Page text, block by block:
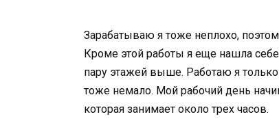
Зарабатываю я тоже неплохо,
Кроме этой работы я еще нашла
пару этажей выше. Работаю я
тоже немало. Мой рабочий день
которая занимает около трех часов.